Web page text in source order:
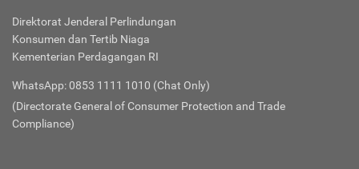
Direktorat Jenderal Perlindungan
Konsumen dan Tertib Niaga
Kementerian Perdagangan RI
WhatsApp: 0853 1111 1010 (Chat Only)
(Directorate General of Consumer Protection and Trade
Compliance)